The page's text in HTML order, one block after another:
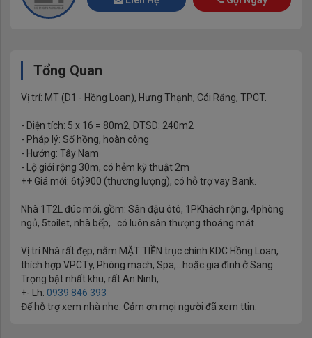
Tổng Quan
Vị trí: MT (D1 - Hồng Loan), Hưng Thạnh, Cái Răng, TPCT.
- Diện tích: 5 x 16 = 80m2, DTSD: 240m2
- Pháp lý: Sổ hồng, hoàn công
- Hướng: Tây Nam
- Lộ giới rộng 30m, có hẻm kỹ thuật 2m
++ Giá mới: 6tỷ900 (thương lượng), có hỗ trợ vay Bank.
Nhà 1T2L đúc mới, gồm: Sân đậu ôtô, 1PKhách rộng, 4phòng
ngủ, 5toilet, nhà bếp,…có luôn sân thượng thoáng mát.
Vị trí Nhà rất đẹp, nằm MẶT TIỀN trục chính KDC Hồng Loan,
thích hợp VPCTy, Phòng mạch, Spa,…hoặc gia đình ở Sang
Trọng bật nhất khu, rất An Ninh,…
+- Lh: 0939 846 393
Để hỗ trợ xem nhà nhe. Cảm ơn mọi người đã xem ttin.